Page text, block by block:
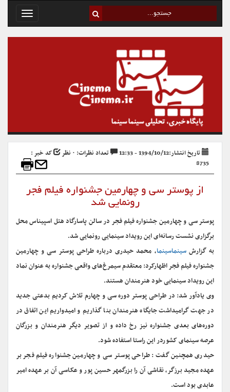
Toggle
تاریخ انتشار:1394/10/12 - 12:33 تعداد نظرات: ۰ نظر
کد خبر :
8735
از پوستر سی و چهارمین جشنواره فیلم فجر
رونمایی شد
پوستر سی و چهارمین جشنواره فیلم فجر در سالن پاسارگاد هتل اسپیناس محل
برگزاری نشست رسانه‌ای این رویداد سینمایی رونمایی شد.
به گزارشسینماسینما، محمد حیدری درباره طراحی پوستر سی و چهارمین
جشنواره فیلم فجر اظهارکرد: معتقدم سیمرغ‌های واقعی جشنواره به عنوان نماد
این رویداد سینمایی خود هنرمندان هستند.
وی یادآور شد: در طراحی پوستر دوره سی و چهارم تلاش کردیم بدعتی جدید
در جهت گرامیداشت جایگاه هنرمندان بنا گذاریم و امیدواریم این اتفاق در
دوره‌های بعدی جشنواره نیز رخ داده و از تصویر دیگر هنرمندان و بزرگان
عرصه سینمای کشوردر این راستا استفاده شود.
حیدری همچنین گفت : طراحی پوستر سی و چهارمین جشنواره فیلم فجر بر
عهده مجید برزگر، نقاشی آن را بزرگمهر حسین پور و عکاسی آن بر عهده امیر
عابدی بود است.